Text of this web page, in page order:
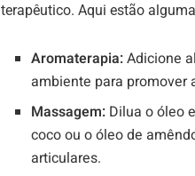
terapêutico. Aqui estão
Aromaterapia:Adicione
ambiente para promover
Massagem: Dilua o óleo
coco ou o óleo de
articulares.